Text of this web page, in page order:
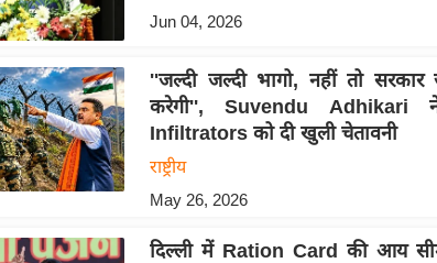
Jun 04, 2026
''जल्दी जल्दी भागो, नहीं तो सरकार
करेगी'', Suvendu Adhikari
Infiltrators को दी खुली चेतावनी
राष्ट्रीय
May 26, 2026
दिल्ली में Ration Card की आय